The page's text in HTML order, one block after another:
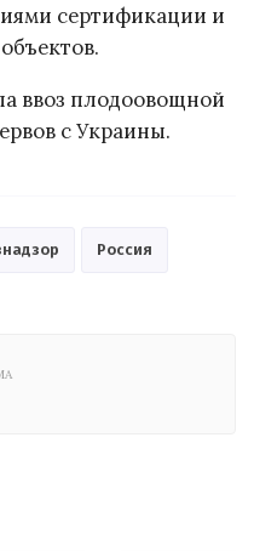
сертификации и
ввоз плодоовощной
с Украины.
Россия